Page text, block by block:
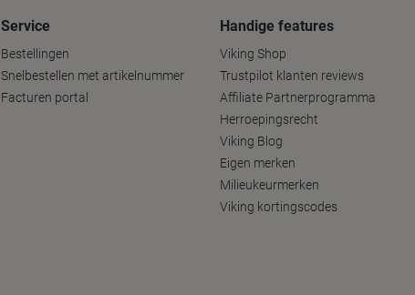
Service
Bestellingen
Snelbestellen met artikelnummer
Facturen portal
Handige features
Viking Shop
Trustpilot klanten reviews
Affiliate Partnerprogramma
Herroepingsrecht
Viking Blog
Eigen merken
Milieukeurmerken
Viking kortingscodes